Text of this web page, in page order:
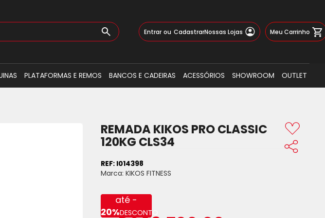
Pular
para
Entrar CadastrarNossas Lojas Meu Carrinho
PLATAFORMAS E REMOS BANCOS E CADEIRAS ACESSÓRIOS SHOWROOM OUTLET
REMADA KIKOS PRO CLASSIC
120KG CLS34
REF: I014398
Marca: KIKOS FITNESS
até -
20%DESCONTO